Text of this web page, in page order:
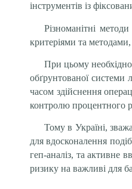
інструментів із
Різноманітні
критеріями та
При цьому
обґрунтованої системи
часом здійснення
контролю процентного
Тому в Україні,
для вдосконалення
геп-аналіз, та активне
ризику на важливі для